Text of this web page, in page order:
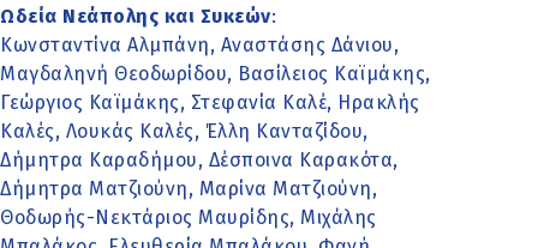
Ωδεία Νεάπολης και Συκεών:
Κωνσταντίνα Αλμπάνη, Αναστάσης Δάνιου,
Μαγδαληνή Θεοδωρίδου, Βασίλειος Καϊμάκης,
Γεώργιος Καϊμάκης, Στεφανία Καλέ, Ηρακλής
Καλές, Λουκάς Καλές, Έλλη Κανταζίδου,
Δήμητρα Καραδήμου, Δέσποινα Καρακότα,
Δήμητρα Ματζιούνη, Μαρίνα Ματζιούνη,
Θοδωρής-Νεκτάριος Μαυρίδης, Μιχάλης